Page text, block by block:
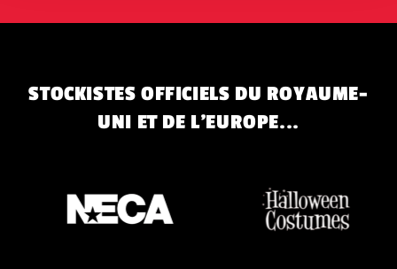
STOCKISTES OFFICIELS DU ROYAUME-
UNI ET DE L'EUROPE...